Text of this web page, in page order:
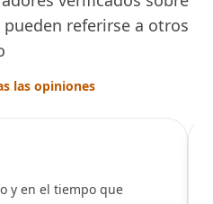
referirse a otros
las opiniones
y en el tiempo que